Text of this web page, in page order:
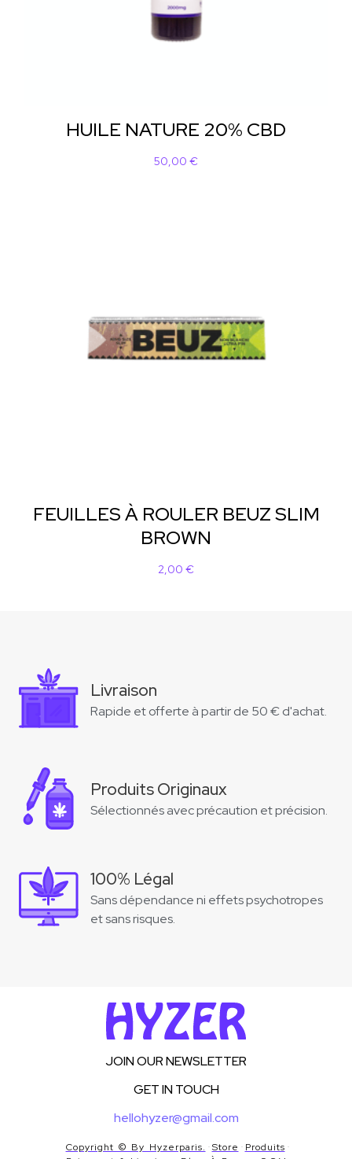
HUILE NATURE 20% CBD
50,00 €
FEUILLES À ROULER BEUZ SLIM
BROWN
2,00 €
Livraison
Rapide et offerte à partir de 50 € d'achat.
Produits Originaux
Sélectionnés avec précaution et précision.
100% Légal
Sans dépendance ni effets psychotropes
et sans risques.
JOIN OUR NEWSLETTER
GET IN TOUCH
hellohyzer@gmail.com
Copyright © By Hyzerparis. Store
Produits